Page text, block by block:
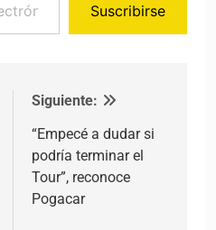
Suscribirse
entradas
Siguiente:
“Empecé a dudar si
podría terminar el
Tour”, reconoce
Pogacar